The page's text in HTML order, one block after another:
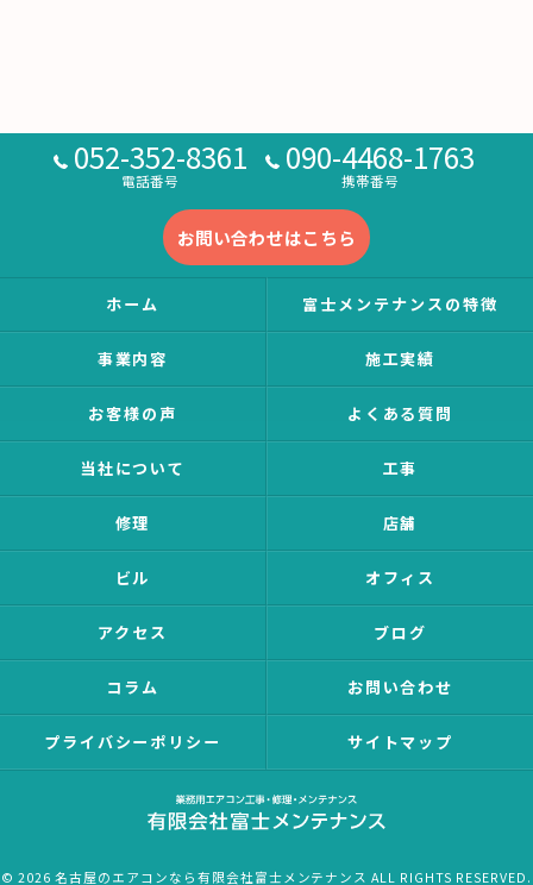
052-352-8361
電話番号
090-4468-1763
携帯番号
お問い合わせはこちら
ホーム 富士メンテナンスの特徴
事業内容 施工実績
お客様の声 よくある質問
当社について 工事
修理 店舗
ビル オフィス
アクセス ブログ
コラム お問い合わせ
プライバシーポリシー サイトマップ
© 2026 名古屋のエアコンなら有限会社富士メンテナンス ALL RIGHTS RESERVED.